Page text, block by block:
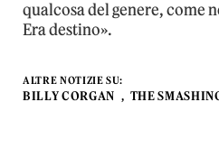
qualcosa del genere, come
Era destino».
ALTRE NOTIZIE SU:
BILLY CORGAN THE